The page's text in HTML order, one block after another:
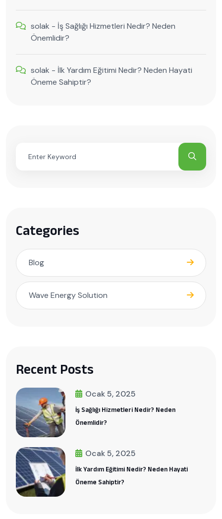
solak - İş Sağlığı Hizmetleri Nedir? Neden
Önemlidir?
solak - İlk Yardım Eğitimi Nedir? Neden Hayati
Öneme Sahiptir?
Categories
Blog
Wave Energy Solution
Recent Posts
Ocak 5, 2025
İş Sağlığı Hizmetleri Nedir? Neden
Önemlidir?
Ocak 5, 2025
İlk Yardım Eğitimi Nedir? Neden Hayati
Öneme Sahiptir?